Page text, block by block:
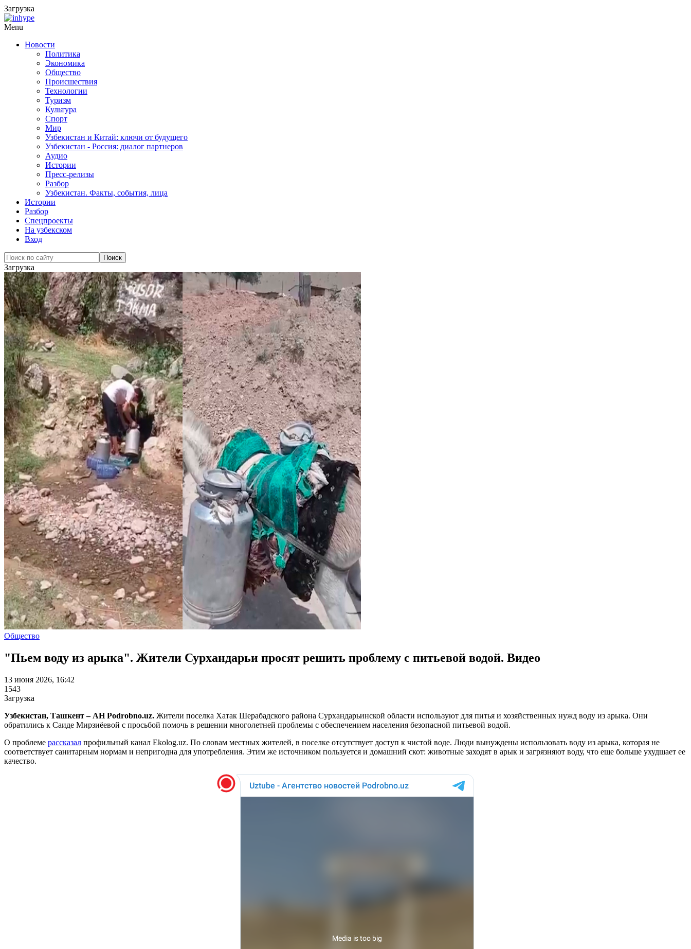
Загрузка
Menu
Новости
Политика
Экономика
Общество
Происшествия
Технологии
Туризм
Культура
Спорт
Мир
Узбекистан и Китай: ключи от будущего
Узбекистан - Россия: диалог партнеров
Аудио
Истории
Пресс-релизы
Разбор
Узбекистан. Факты, события, лица
Истории
Разбор
Спецпроекты
На узбекском
Вход
Загрузка
Общество
"Пьем воду из арыка". Жители Сурхандарьи просят решить проблему с питьевой водой. Видео
13 июня 2026, 16:42
1543
Загрузка
Узбекистан, Ташкент – АН Podrobno.uz. Жители поселка Хатак Шерабадского района Сурхандарьинской области используют для питья и хозяйственных нужд воду из арыка. Они
обратились к Саиде Мирзиёевой с просьбой помочь в решении многолетней проблемы с обеспечением населения безопасной питьевой водой.
О проблеме рассказал профильный канал Ekolog.uz. По словам местных жителей, в поселке отсутствует доступ к чистой воде. Люди вынуждены использовать воду из арыка, которая не
соответствует санитарным нормам и непригодна для употребления. Этим же источником пользуется и домашний скот: животные заходят в арык и загрязняют воду, что еще больше ухудшает ее
качество.